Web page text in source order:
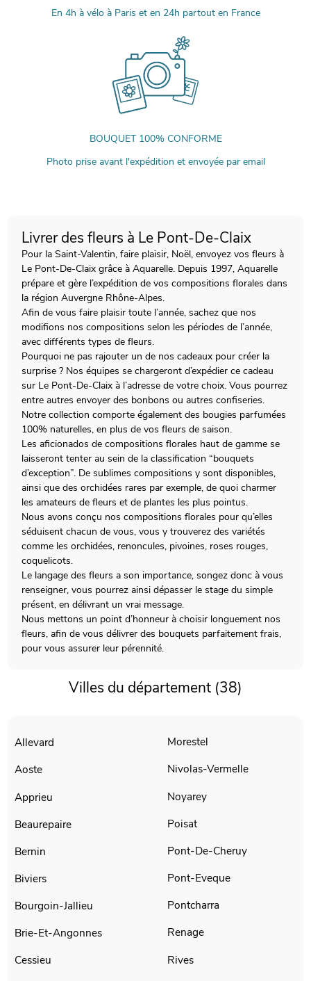
En 4h à vélo à Paris et en 24h partout en France
BOUQUET 100% CONFORME
Photo prise avant l'expédition et envoyée par email
Livrer des fleurs à Le Pont-De-Claix
Pour la Saint-Valentin, faire plaisir, Noël, envoyez vos fleurs à
Le Pont-De-Claix grâce à Aquarelle. Depuis 1997, Aquarelle
prépare et gère l’expédition de vos compositions florales dans
la région Auvergne Rhône-Alpes.
Afin de vous faire plaisir toute l’année, sachez que nos
modifions nos compositions selon les périodes de l’année,
avec différents types de fleurs.
Pourquoi ne pas rajouter un de nos cadeaux pour créer la
surprise ? Nos équipes se chargeront d’expédier ce cadeau
sur Le Pont-De-Claix à l’adresse de votre choix. Vous pourrez
entre autres envoyer des bonbons ou autres confiseries.
Notre collection comporte également des bougies parfumées
100% naturelles, en plus de vos fleurs de saison.
Les aficionados de compositions florales haut de gamme se
laisseront tenter au sein de la classification “bouquets
d’exception”. De sublimes compositions y sont disponibles,
ainsi que des orchidées rares par exemple, de quoi charmer
les amateurs de fleurs et de plantes les plus pointus.
Nous avons conçu nos compositions florales pour qu’elles
séduisent chacun de vous, vous y trouverez des variétés
comme les orchidées, renoncules, pivoines, roses rouges,
coquelicots.
Le langage des fleurs a son importance, songez donc à vous
renseigner, vous pourrez ainsi dépasser le stage du simple
présent, en délivrant un vrai message.
Nous mettons un point d’honneur à choisir longuement nos
fleurs, afin de vous délivrer des bouquets parfaitement frais,
pour vous assurer leur pérennité.
Villes du département (38)
Allevard
Aoste
Apprieu
Beaurepaire
Bernin
Biviers
Bourgoin-Jallieu
Brie-Et-Angonnes
Cessieu
Morestel
Nivolas-Vermelle
Noyarey
Poisat
Pont-De-Cheruy
Pont-Eveque
Pontcharra
Renage
Rives